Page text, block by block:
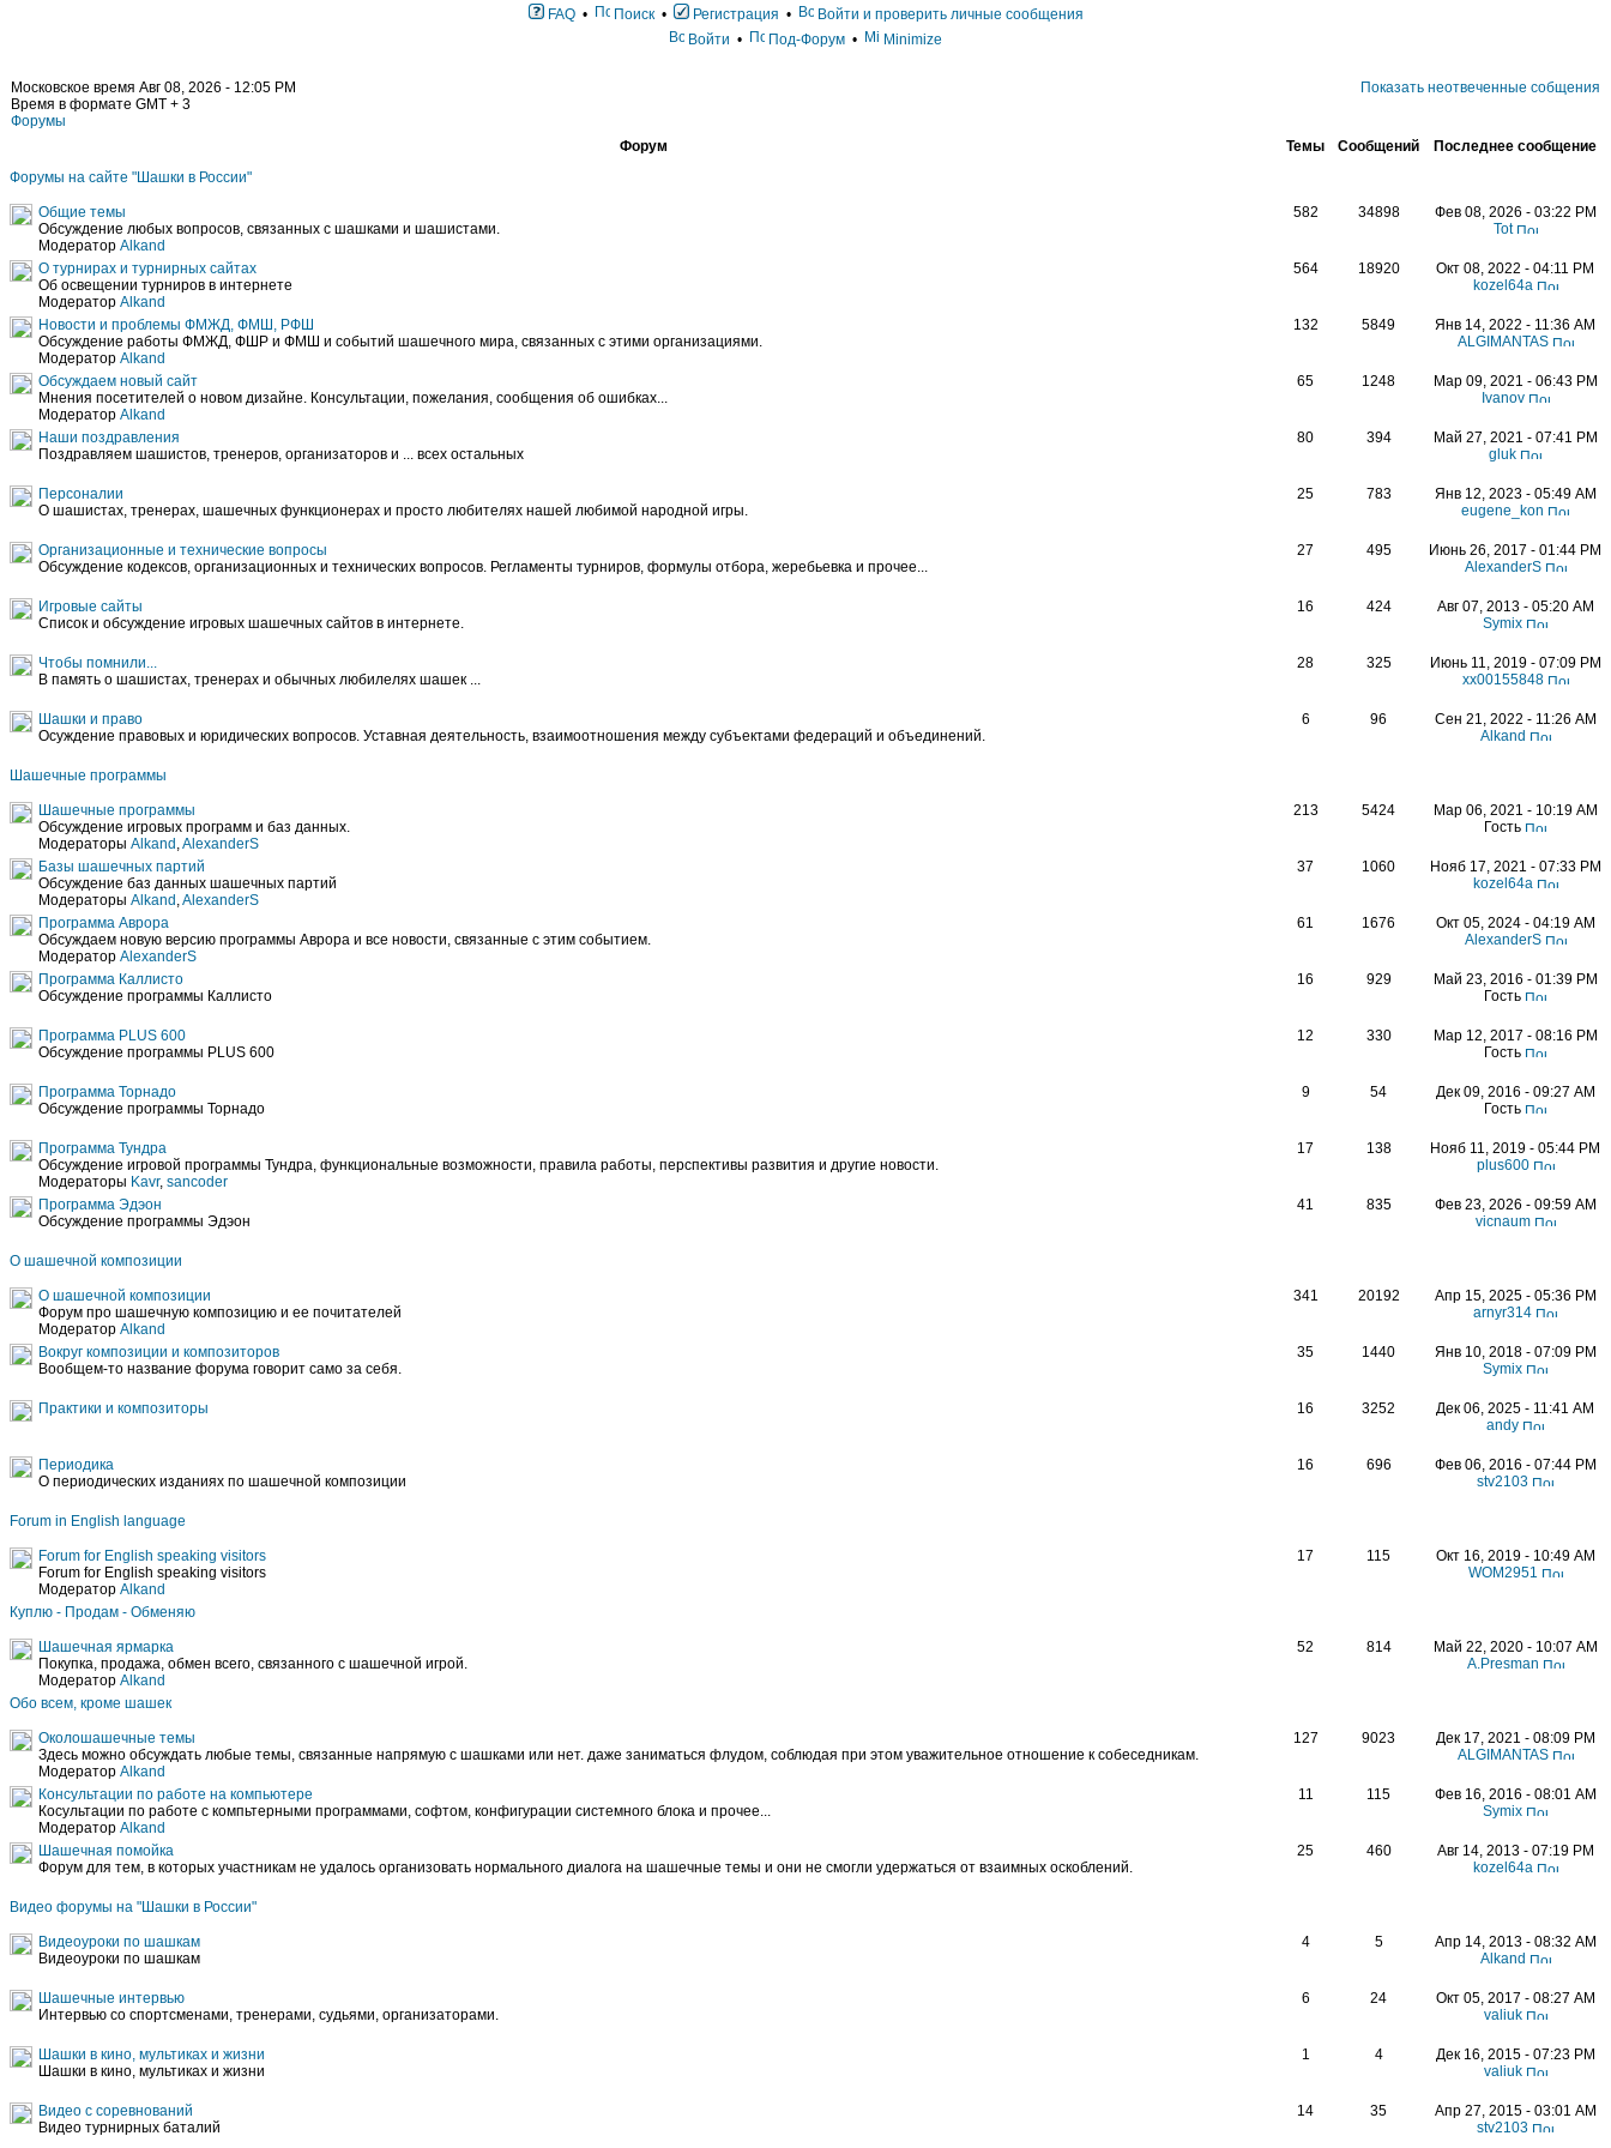
FAQ• Поиск• Регистрация •
Войти и проверить личные сообщения
Войти • Под-Форум • Minimize
Московское время Авг 08, 2026 - 12:05 PM
Время в формате GMT + 3
Форумы
Показать неотвеченные собщения
Форум Темы Сообщений
Последнее сообщение
Форумы на сайте "Шашки в России"
Общие темы
Обсуждение любых вопросов, связанных с шашками и шашистами.
Модератор Alkand
582 34898
Фев 08, 2026 - 03:22 PM
Tot
О турнирах и турнирных сайтах
Об освещении турниров в интернете
Модератор Alkand
564 18920
Окт 08, 2022 - 04:11 PM
kozel64a
Новости и проблемы ФМЖД, ФМШ, РФШ
Обсуждение работы ФМЖД, ФШР и ФМШ и событий шашечного мира, связанных с этими организациями.
Модератор Alkand
132 5849
Янв 14, 2022 - 11:36 AM
ALGIMANTAS
Обсуждаем новый сайт
Мнения посетителей о новом дизайне. Консультации, пожелания, сообщения об ошибках...
Модератор Alkand
65 1248
Мар 09, 2021 - 06:43 PM
Ivanov
Наши поздравления
Поздравляем шашистов, тренеров, организаторов и ... всех остальных
80 394
Май 27, 2021 - 07:41 PM
gluk
Персоналии
О шашистах, тренерах, шашечных функционерах и просто любителях нашей любимой народной игры.
25 783
Янв 12, 2023 - 05:49 AM
eugene_kon
Организационные и технические вопросы
Обсуждение кодексов, организационных и технических вопросов. Регламенты турниров, формулы отбора, жеребьевка и прочее...
27 495
Июнь 26, 2017 - 01:44 PM
AlexanderS
Игровые сайты
Список и обсуждение игровых шашечных сайтов в интернете.
16 424
Авг 07, 2013 - 05:20 AM
Symix
Чтобы помнили...
В память о шашистах, тренерах и обычных любилелях шашек ...
28 325
Июнь 11, 2019 - 07:09 PM
xx00155848
Шашки и право
Осуждение правовых и юридических вопросов. Уставная деятельность, взаимоотношения между субъектами федераций и объединений.
6 96
Сен 21, 2022 - 11:26 AM
Alkand
Шашечные программы
Шашечные программы
Обсуждение игровых программ и баз данных.
Модераторы Alkand ,AlexanderS
213 5424
Мар 06, 2021 - 10:19 AM
Гость
Базы шашечных партий
Обсуждение баз данных шашечных партий
Модераторы Alkand ,AlexanderS
37 1060
Нояб 17, 2021 - 07:33 PM
kozel64a
Программа Аврора
Обсуждаем новую версию программы Аврора и все новости, связанные с этим событием.
Модератор AlexanderS
61 1676
Окт 05, 2024 - 04:19 AM
AlexanderS
Программа Каллисто
Обсуждение программы Каллисто
16 929
Май 23, 2016 - 01:39 PM
Гость
Программа PLUS 600
Обсуждение программы PLUS 600
12 330
Мар 12, 2017 - 08:16 PM
Гость
Программа Торнадо
Обсуждение программы Торнадо
9 54
Дек 09, 2016 - 09:27 AM
Гость
Программа Тундра
Обсуждение игровой программы Тундра, функциональные возможности, правила работы, перспективы развития и другие новости.
Модераторы Kavr, sancoder
17 138
Нояб 11, 2019 - 05:44 PM
plus600
Программа Эдэон
Обсуждение программы Эдэон
41 835
Фев 23, 2026 - 09:59 AM
vicnaum
О шашечной композиции
О шашечной композиции
Форум про шашечную композицию и ее почитателей
Модератор Alkand
341 20192
Апр 15, 2025 - 05:36 PM
arnyr314
Вокруг композиции и композиторов
Вообщем-то название форума говорит само за себя.
35 1440
Янв 10, 2018 - 07:09 PM
Symix
Практики и композиторы 16 3252
Дек 06, 2025 - 11:41 AM
andy
Периодика
О периодических изданиях по шашечной композиции
16 696
Фев 06, 2016 - 07:44 PM
stv2103
Forum in English language
Forum for English speaking visitors
Forum for English speaking visitors
Модератор Alkand
17 115
Окт 16, 2019 - 10:49 AM
WOM2951
Куплю - Продам - Обменяю
Шашечная ярмарка
Покупка, продажа, обмен всего, связанного с шашечной игрой.
Модератор Alkand
52 814
Май 22, 2020 - 10:07 AM
A.Presman
Обо всем, кроме шашек
Околошашечные темы
Здесь можно обсуждать любые темы, связанные напрямую с шашками или нет. даже заниматься флудом, соблюдая при этом уважительное отношение к собеседникам.
Модератор Alkand
127 9023
Дек 17, 2021 - 08:09 PM
ALGIMANTAS
Консультации по работе на компьютере
Косультации по работе с компьтерными программами, софтом, конфигурации системного блока и прочее...
Модератор Alkand
11 115
Фев 16, 2016 - 08:01 AM
Symix
Шашечная помойка
Форум для тем, в которых участникам не удалось организовать нормального диалога на шашечные темы и они не смогли удержаться от взаимных оскоблений.
25 460
Авг 14, 2013 - 07:19 PM
kozel64a
Видео форумы на "Шашки в России"
Видеоуроки по шашкам
Видеоуроки по шашкам
4 5
Апр 14, 2013 - 08:32 AM
Alkand
Шашечные интервью
Интервью со спортсменами, тренерами, судьями, организаторами.
6 24
Окт 05, 2017 - 08:27 AM
valiuk
Шашки в кино, мультиках и жизни
Шашки в кино, мультиках и жизни
1 4
Дек 16, 2015 - 07:23 PM
valiuk
Видео с соревнований
Видео турнирных баталий
14 35
Апр 27, 2015 - 03:01 AM
stv2103